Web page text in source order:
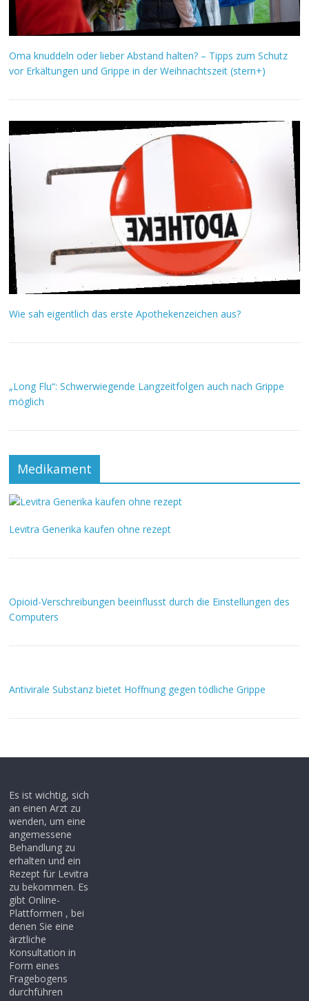
Oma knuddeln oder lieber Abstand halten? – Tipps zum Schutz
vor Erkältungen und Grippe in der Weihnachtszeit (stern+)
Wie sah eigentlich das erste Apothekenzeichen aus?
„Long Flu“: Schwerwiegende Langzeitfolgen auch nach Grippe
möglich
Medikament
Levitra Generika kaufen ohne rezept
Opioid-Verschreibungen beeinflusst durch die Einstellungen des
Computers
Antivirale Substanz bietet Hoffnung gegen tödliche Grippe
Es ist wichtig, sich
an einen Arzt zu
wenden, um eine
angemessene
Behandlung zu
erhalten und ein
Rezept für Levitra
zu bekommen. Es
gibt Online-
Plattformen , bei
denen Sie eine
ärztliche
Konsultation in
Form eines
Fragebogens
durchführen